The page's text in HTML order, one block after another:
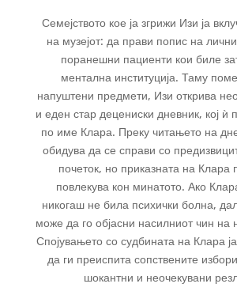
Семејството кое ја згрижи Изи ја
на музејот: да прави попис на
поранешни пациенти кои биле
ментална институција. Таму
напуштени предмети, Изи открива
и еден стар децениски дневник, кој ѝ
по име Клара. Преку читањето на
обидува да се справи со
почеток, но приказната на Клара
повлекува кон минатото. Ако
никогаш не била психички болна,
може да го објасни насилниот чин на
Спојувањето со судбината на Клара
да ги преиспита сопствените
шокантни и неочекувани